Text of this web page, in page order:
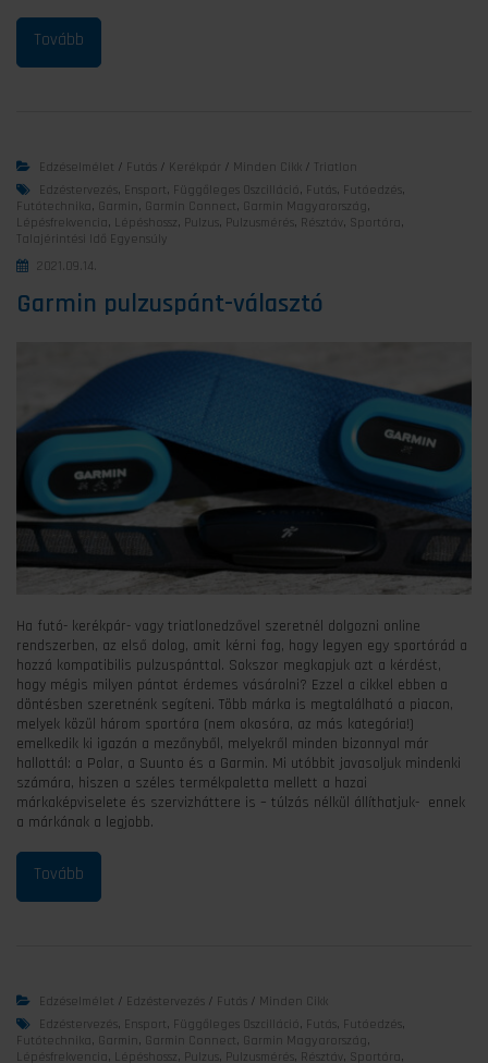
Edzéselmélet / Futás / Kerékpár / Minden Cikk / Triatlon
Edzéstervezés, Ensport , Függőleges Oszcilláció , Futás, Futóedzés,
Futótechnika, Garmin , Garmin Connect , Garmin Magyarország,
Lépésfrekvencia, Lépéshossz, Pulzus, Pulzusmérés, Résztáv , Sportóra,
Talajérintési Idő Egyensúly
2021.09.14.
Garmin pulzuspánt-választó
Ha futó- kerékpár- vagy triatlonedzővel szeretnél dolgozni online
rendszerben, az első dolog, amit kérni fog, hogy legyen egy sportórád a
hozzá kompatibilis pulzuspánttal. Sokszor megkapjuk azt a kérdést,
hogy mégis milyen pántot érdemes vásárolni? Ezzel a cikkel ebben a
döntésben szeretnénk segíteni. Több márka is megtalálható a piacon,
melyek közül három sportóra (nem okosóra, az más kategória!)
emelkedik ki igazán a mezőnyből, melyekről minden bizonnyal már
hallottál: a Polar, a Suunto és a Garmin. Mi utóbbit javasoljuk mindenki
számára, hiszen a széles termékpaletta mellett a hazai
márkaképviselete és szervizháttere is – túlzás nélkül állíthatjuk- ennek
a márkának a legjobb.
Edzéselmélet / Edzéstervezés / Futás / Minden Cikk
Edzéstervezés, Ensport , Függőleges Oszcilláció , Futás, Futóedzés,
Futótechnika, Garmin , Garmin Connect , Garmin Magyarország,
Lépésfrekvencia, Lépéshossz, Pulzus, Pulzusmérés, Résztáv , Sportóra,